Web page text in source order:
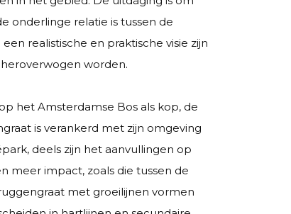
onderlinge relatie is tussen de
realistische en praktische visie zijn
worden.
het Amsterdamse Bos als kop, de
is verankerd met zijn omgeving
deels zijn het aanvullingen op
meer impact, zoals die tussen de
met groeilijnen vormen